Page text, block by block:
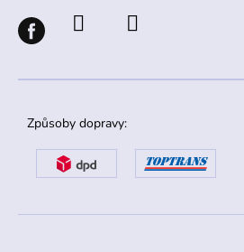
Způsoby dopravy: